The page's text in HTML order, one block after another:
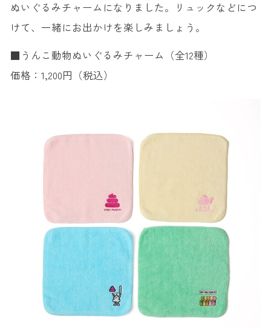
ぬいぐるみチャームになりました。リュックなどにつ
けて、一緒にお出かけを楽しみましょう。
■うんこ動物ぬいぐるみチャーム（全12種）
価格：1,200円（税込）